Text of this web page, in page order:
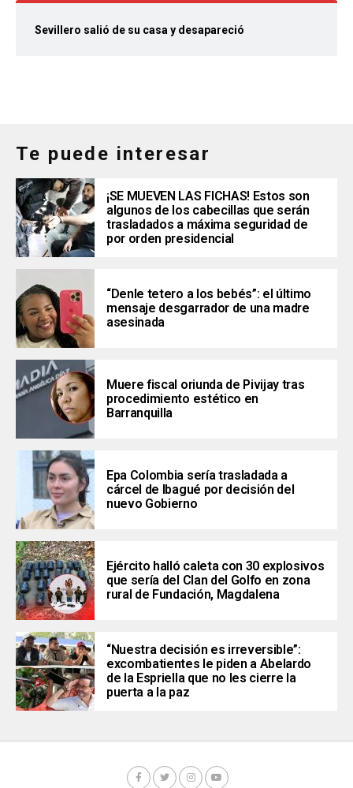
Sevillero salió de su casa y desapareció
Te puede interesar
¡SE MUEVEN LAS FICHAS! Estos son
algunos de los cabecillas que serán
trasladados a máxima seguridad de
por orden presidencial
“Denle tetero a los bebés”: el último
mensaje desgarrador de una madre
asesinada
Muere fiscal oriunda de Pivijay tras
procedimiento estético en
Barranquilla
Epa Colombia sería trasladada a
cárcel de Ibagué por decisión del
nuevo Gobierno
Ejército halló caleta con 30 explosivos
que sería del Clan del Golfo en zona
rural de Fundación, Magdalena
“Nuestra decisión es irreversible”:
excombatientes le piden a Abelardo
de la Espriella que no les cierre la
puerta a la paz